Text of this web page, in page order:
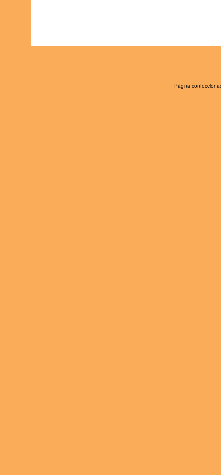
Página